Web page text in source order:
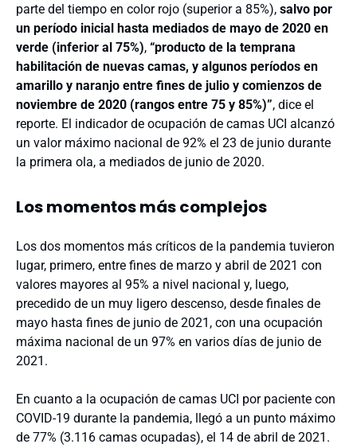
parte del tiempo en color rojo (superior a 85%), salvo por
un período inicial hasta mediados de mayo de 2020 en
verde (inferior al 75%), “producto de la temprana
habilitación de nuevas camas, y algunos períodos en
amarillo y naranjo entre fines de julio y comienzos de
noviembre de 2020 (rangos entre 75 y 85%)”, dice el
reporte. El indicador de ocupación de camas UCI alcanzó
un valor máximo nacional de 92% el 23 de junio durante
la primera ola, a mediados de junio de 2020.
Los momentos más complejos
Los dos momentos más críticos de la pandemia tuvieron
lugar, primero, entre fines de marzo y abril de 2021 con
valores mayores al 95% a nivel nacional y, luego,
precedido de un muy ligero descenso, desde finales de
mayo hasta fines de junio de 2021, con una ocupación
máxima nacional de un 97% en varios días de junio de
2021.
En cuanto a la ocupación de camas UCI por paciente con
COVID-19 durante la pandemia, llegó a un punto máximo
de 77% (3.116 camas ocupadas), el 14 de abril de 2021.